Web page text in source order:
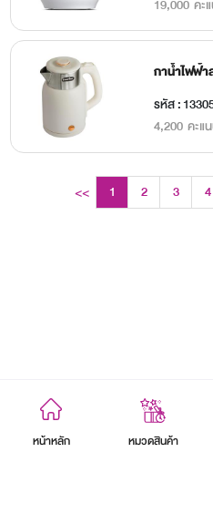
19,000 คะ
กาน้ำไฟฟ้า
รหัส :
4,200 คะแ
<< 1 2 3 4
หน้าหลัก หมวดสินค้า
ข้อตกลงและเงื่อนไข นโยบายคว